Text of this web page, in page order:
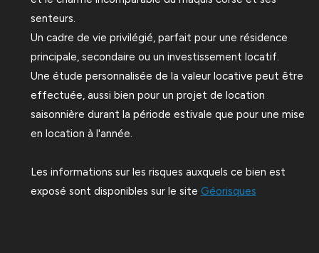
senteurs.
Un cadre de vie privilégié, parfait pour une résidence
principale, secondaire ou un investissement locatif.
Une étude personnalisée de la valeur locative peut être
effectuée, aussi bien pour un projet de location
saisonnière durant la période estivale que pour une mise
en location à l'année.
Les informations sur les risques auxquels ce bien est
exposé sont disponibles sur le site Géorisques